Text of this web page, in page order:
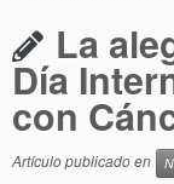
PUBLICACIONES
CONTACTO
La
Día
con
Artículo publicado en